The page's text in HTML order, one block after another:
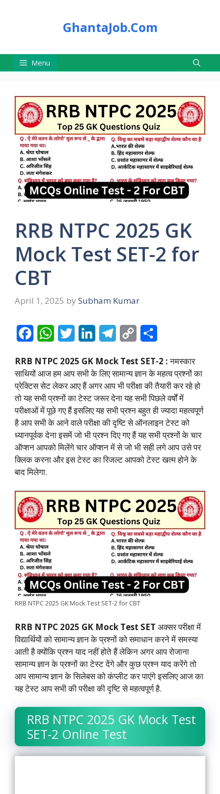
GhantaJob.Com
Menu
RRB NTPC 2025 GK
Mock Test SET-2 for
CBT
April 1, 2025 by Subham Kumar
c
e
b
o
o
k
W
a
t
s
A
p
p
i
t
t
e
r
n
k
e
d
I
n
l
e
g
r
a
m
p
y
L
n
k
a
r
e
RRB NTPC 2025 GK Mock Test SET-2 :नमस्कार
साथियों आज हम आप सभी के लिए सामान्य ज्ञान के महत्व प्रश्नों का
प्रेक्टिस सेट लेकर आए हैं अगर आप भी परीक्षा की तैयारी कर रहे हो
तो यह सभी प्रश्नों का टेस्ट जरूर देना यह सभी पिछले वर्षों में
परीक्षाओं में पूछे गए हैं इसलिए यह सभी प्रश्न बहुत ही ज्यादा महत्वपूर्ण
है आप सभी के आने वाले परीक्षा की दृष्टि से ऑनलाइन टेस्ट को
ध्यानपूर्वक देना इसमें जो भी प्रश्न दिए गए हैं यह सभी प्रश्नों के चार
ऑप्शन आपको मिलेंगे चार ऑप्शन में से जो भी सही लगे आप उसे पर
क्लिक करना और इस टेस्ट का रिजल्ट आपको टेस्ट खत्म होने के
बाद मिलेगा.
RRB NTPC 2025 GK Mock Test SET-2 for CBT
RRB NTPC 2025 GK Mock Test SET अक्सर परीक्षा में
विद्यार्थियों को सामान्य ज्ञान के प्रश्नों को समाधान करने में समस्या
आती है क्योंकि प्रश्न याद नहीं होते हैं लेकिन अगर आप रोजाना
सामान्य ज्ञान के प्रश्नों का टेस्ट देंगे और कुछ प्रश्न याद करेंगे तो
आप सामान्य ज्ञान के सिलेबस को कंप्लीट कर पाएंगे इसलिए आज का
यह टेस्ट आप सभी की परीक्षा की दृष्टि से महत्वपूर्ण है.
RRB NTPC 2025 GK Mock Test
SET-2 Online Test